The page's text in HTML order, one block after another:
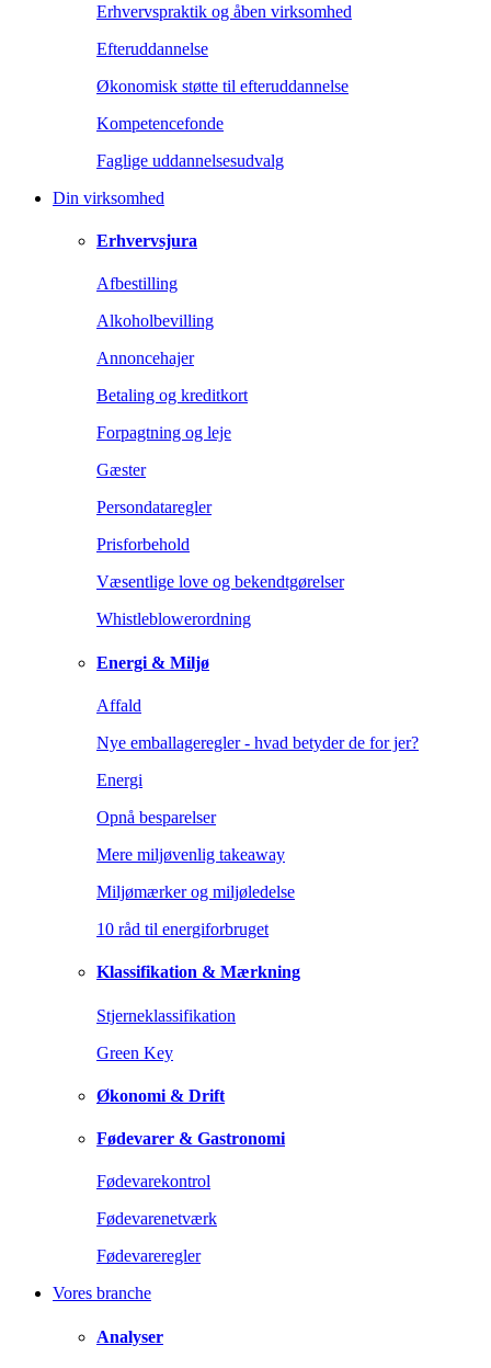
Erhvervspraktik og åben virksomhed
Efteruddannelse
Økonomisk støtte til efteruddannelse
Kompetencefonde
Faglige uddannelsesudvalg
Din virksomhed
Erhvervsjura
Afbestilling
Alkoholbevilling
Annoncehajer
Betaling og kreditkort
Forpagtning og leje
Gæster
Persondataregler
Prisforbehold
Væsentlige love og bekendtgørelser
Whistleblowerordning
Energi & Miljø
Affald
Nye emballageregler - hvad betyder de for jer?
Energi
Opnå besparelser
Mere miljøvenlig takeaway
Miljømærker og miljøledelse
10 råd til energiforbruget
Klassifikation & Mærkning
Stjerneklassifikation
Green Key
Økonomi & Drift
Fødevarer & Gastronomi
Fødevarekontrol
Fødevarenetværk
Fødevareregler
Vores branche
Analyser